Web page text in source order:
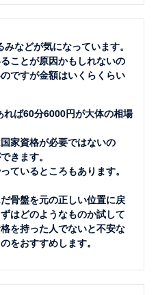
などが気になっています。
ことが原因かもしれないの
ですが金額はいくらくらい
ば60分6000円が大体の相場
家資格が必要ではないの
きます。
ているところもあります。
骨盤を元の正しい位置に戻
はどのようなものか試して
を持った人でないと不安な
をおすすめします。